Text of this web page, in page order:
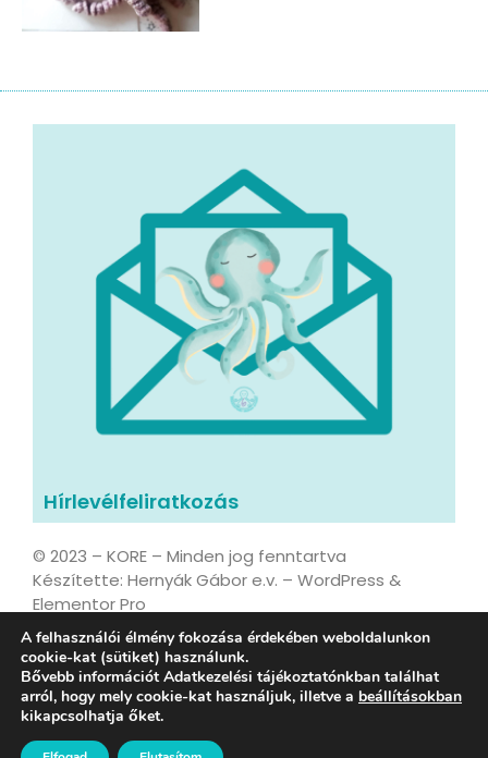
Hírlevélfeliratkozás
© 2023 – KORE – Minden jog fenntartva
Készítette: Hernyák Gábor e.v. – WordPress &
Elementor Pro
Adatvédelmi tájékoztató
ESG és Társadalmi Hatásstratégia 2026-2028
A felhasználói élmény fokozása érdekében weboldalunkon
cookie-kat (sütiket) használunk.
Bővebb információt Adatkezelési tájékoztatónkban találhat
arról, hogy mely cookie-kat használjuk, illetve a beállításokban
kikapcsolhatja őket.